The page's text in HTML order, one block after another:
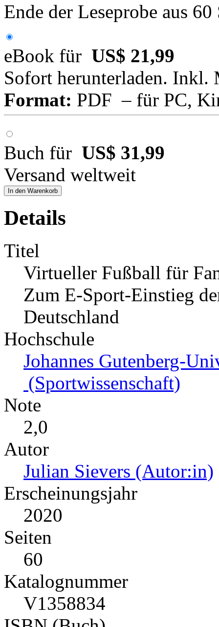
Ende der Leseprobe aus
eBook für US$ 21,99
Sofort herunterladen. Inkl.
Format: PDF – für PC,
Buch für US$ 31,99
Versand weltweit
In den Warenkorb
Details
Titel
Virtueller Fußball für
Zum E-Sport-Einstieg
Deutschland
Hochschule
Johannes Gutenberg-
(Sportwissenschaft)
Note
2,0
Autor
Julian Sievers (Autor:in)
Erscheinungsjahr
2020
Seiten
60
Katalognummer
V1358834